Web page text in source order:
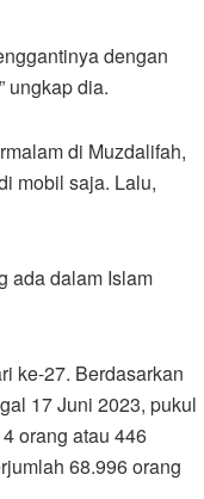
dengan
ungkap dia.
di Muzdalifah,
mobil saja. Lalu,
ada dalam Islam
ke-27. Berdasarkan
17 Juni 2023, pukul
orang atau 446
68.996 orang